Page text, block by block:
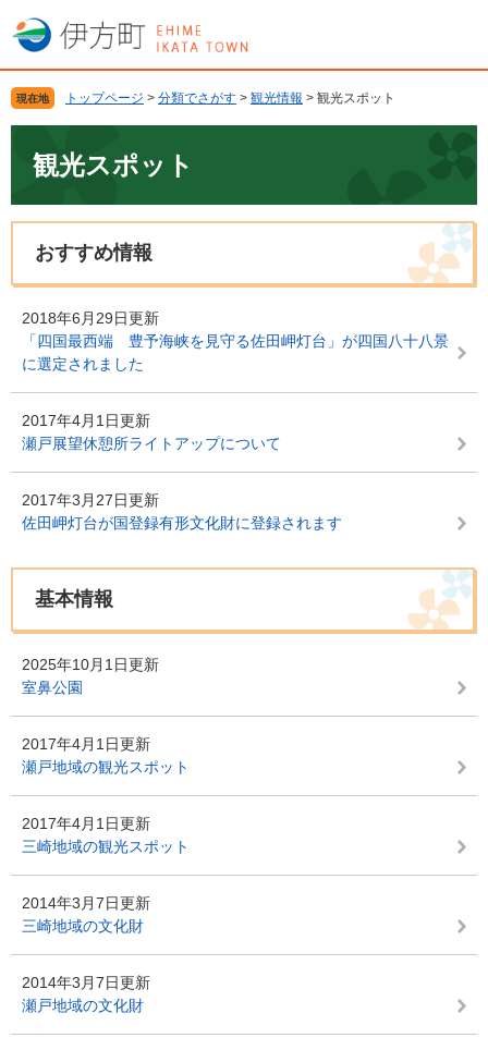
ー
先
頭
ニ
を
飛
現在地 トップページ > 分類でさがす > 観光情報 > 観光スポット
観光スポット
おすすめ情報
2018年6月29日更新
「四国最西端 豊予海峡を見守る佐田岬灯台」が四国八十八景
に選定されました
2017年4月1日更新
瀬戸展望休憩所ライトアップについて
2017年3月27日更新
佐田岬灯台が国登録有形文化財に登録されます
基本情報
2025年10月1日更新
室鼻公園
2017年4月1日更新
瀬戸地域の観光スポット
2017年4月1日更新
三崎地域の観光スポット
2014年3月7日更新
三崎地域の文化財
2014年3月7日更新
瀬戸地域の文化財